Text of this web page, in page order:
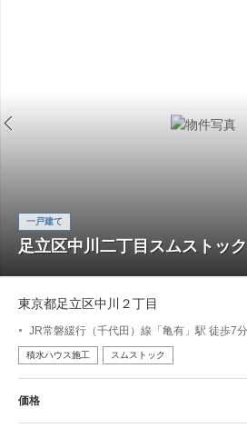
一戸建て
足立区中川二丁目スムストック
東京都足立区中川２丁目
JR常磐緩行（千代田）線「亀有」駅 徒歩7
積水ハウス施工 スムストック
価格